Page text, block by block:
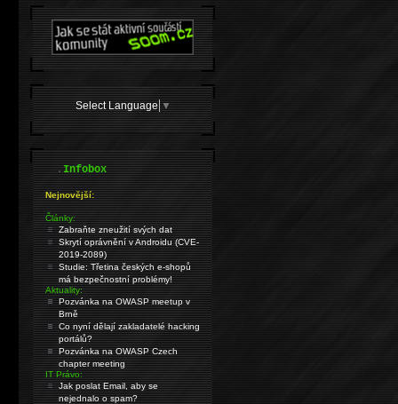
Select Language ▼
.Infobox
Nejnovější:
Články:
Zabraňte zneužití svých dat
Skrytí oprávnění v Androidu (CVE-
2019-2089)
Studie: Třetina českých e-shopů
má bezpečnostní problémy!
Aktuality:
Pozvánka na OWASP meetup v
Brně
Co nyní dělají zakladatelé hacking
portálů?
Pozvánka na OWASP Czech
chapter meeting
IT Právo:
Jak poslat Email, aby se
nejednalo o spam?